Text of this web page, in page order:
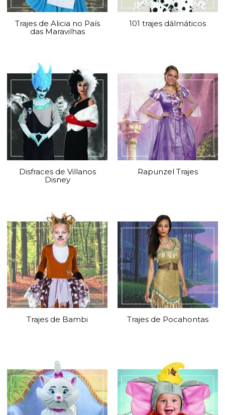
Trajes de Alicia no País
das Maravilhas
101 trajes dálmáticos
Disfraces de Villanos
Disney
Rapunzel Trajes
Trajes de Bambi Trajes de Pocahontas